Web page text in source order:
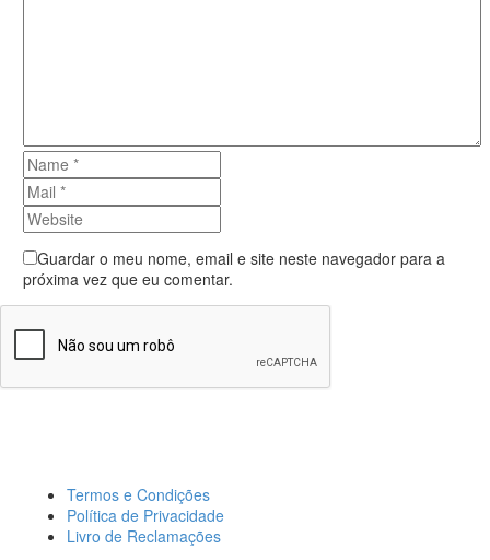
Guardar o meu nome, email e site neste navegador para a
próxima vez que eu comentar.
Termos e Condições
Política de Privacidade
Livro de Reclamações